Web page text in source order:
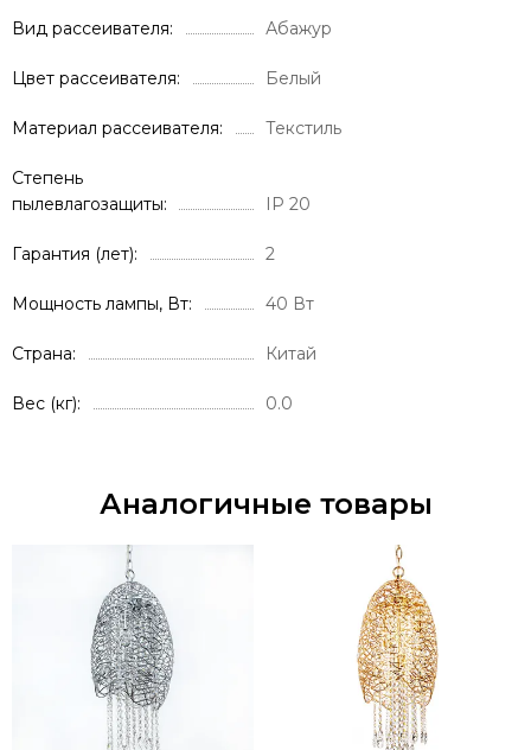
Вид рассеивателя Абажур
Цвет рассеивателя Белый
Материал рассеивателя Текстиль
Степень
пылевлагозащиты
IP 20
Гарантия (лет) 2
Мощность лампы, Вт 40 Вт
Страна Китай
Вес (кг) 0.0
Аналогичные товары